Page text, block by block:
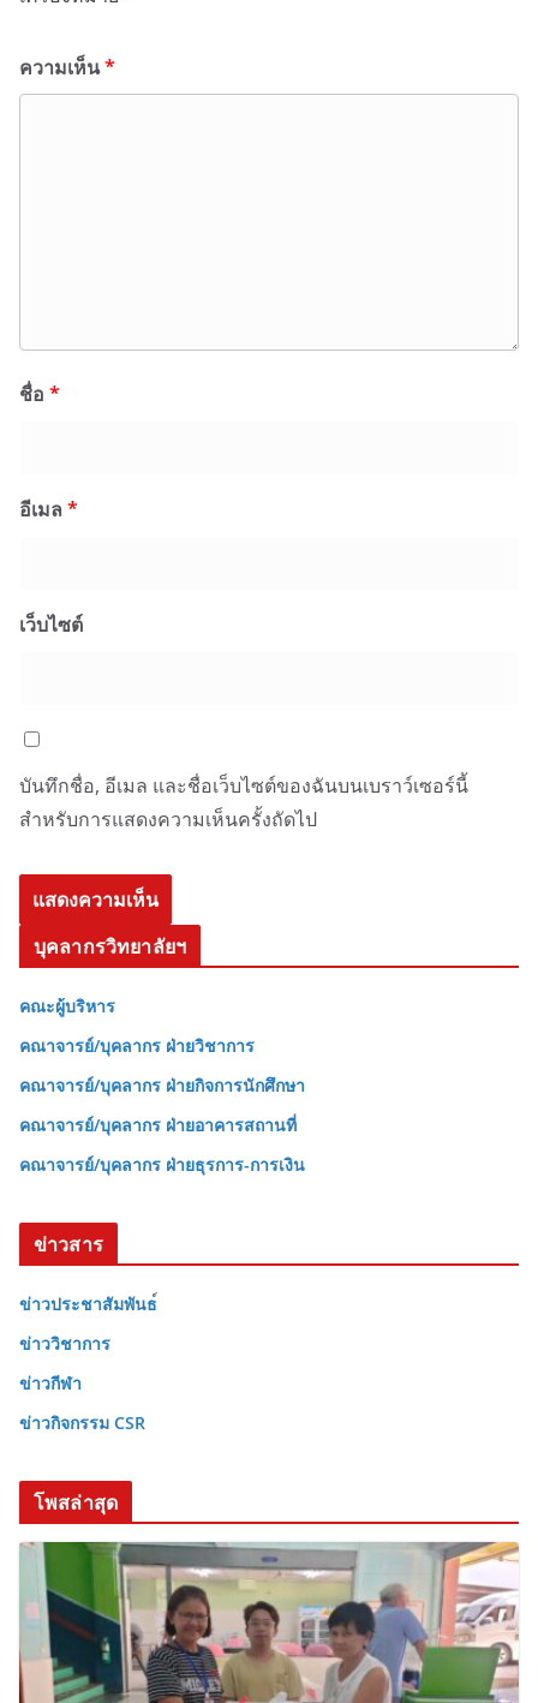
ความเห็น*
ชื่อ *
อีเมล *
เว็บไซต์
บันทึกชื่อ, อีเมล และชื่อเว็บไซต์ของฉันบนเบราว์เซอร์นี้
สำหรับการแสดงความเห็นครั้งถัดไป
บุคลากรวิทยาลัยฯ
คณะผู้บริหาร
คณาจารย์/บุคลากร ฝ่ายวิชาการ
คณาจารย์/บุคลากร ฝ่ายกิจการนักศึกษา
คณาจารย์/บุคลากร ฝ่ายอาคารสถานที่
คณาจารย์/บุคลากร ฝ่ายธุรการ-การเงิน
ข่าวสาร
ข่าวประชาสัมพันธ
ข่าววิชาการ
ข่าวกีฬา
ข่าวกิจกรรม CSR
โพสล่าสุด